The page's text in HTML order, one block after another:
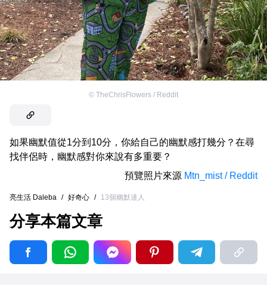
© TheChrisFlowers / Reddit
如果幽默值從1分到10分，你給自己的幽默感打幾分？在尋
找伴侶時，幽默感對你來說有多重要？
預覽照片來源 Mtn_mist / Reddit
亮生活 Daleba / 好奇心 / 13個幽默達人
分享本篇文章